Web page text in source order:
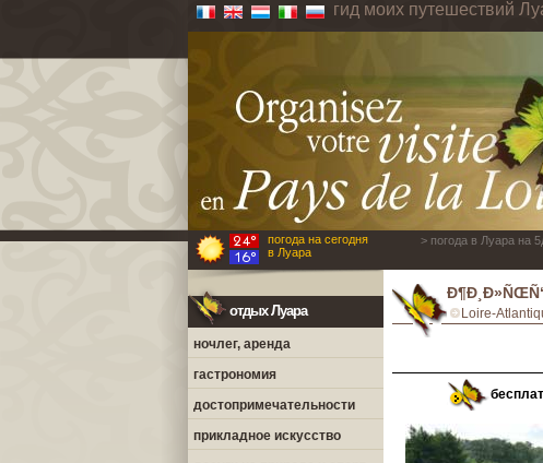
гид моих путешествий
погода на сегодня
в Луара
> погода в Луара на
отдых Луара
ночлег, аренда
гастрономия
достопримечательности
прикладное искусство
Loire-